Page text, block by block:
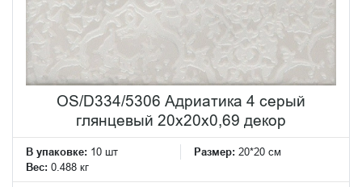
OS/D334/5306 Адриатика 4 серый
глянцевый 20x20x0,69 декор
В упаковке: 10 шт Размер: 20*20 см
Вес: 0.488 кг